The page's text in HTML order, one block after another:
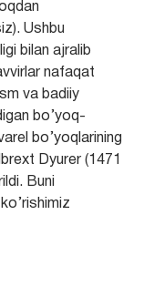
Ushbu
bilan ajralib
nafaqat
va badiiy
bo’yoq-
bo’yoqlarining
Dyurer (1471
Buni